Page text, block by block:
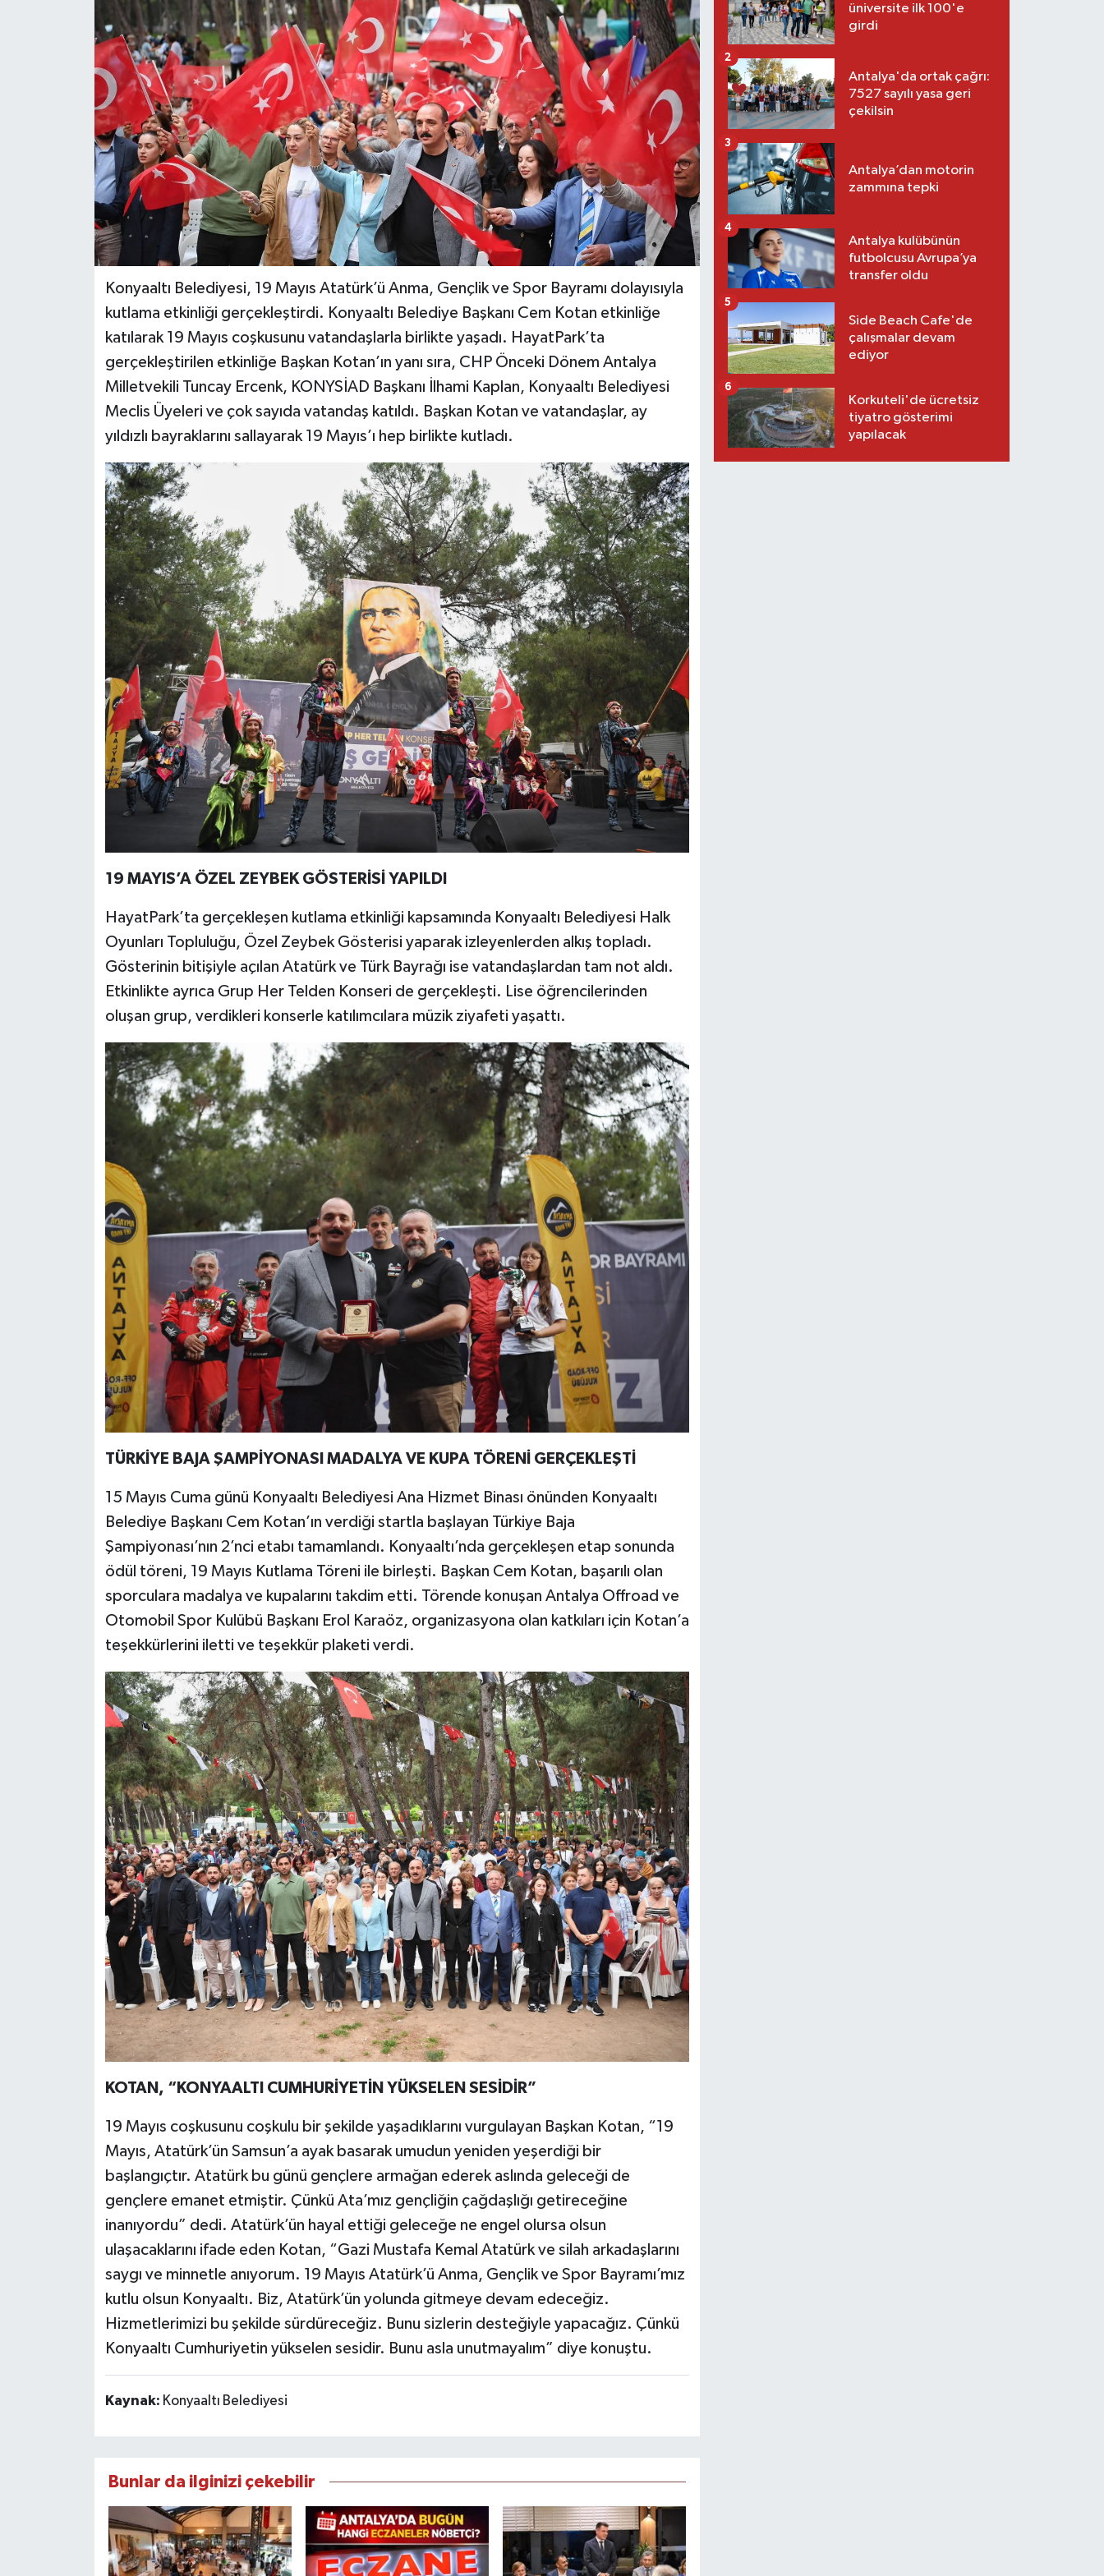
Konyaaltı Belediyesi, 19 Mayıs Atatürk’ü Anma, Gençlik ve Spor Bayramı dolayısıyla
kutlama etkinliği gerçekleştirdi. Konyaaltı Belediye Başkanı Cem Kotan etkinliğe
katılarak 19 Mayıs coşkusunu vatandaşlarla birlikte yaşadı. HayatPark’ta
gerçekleştirilen etkinliğe Başkan Kotan’ın yanı sıra, CHP Önceki Dönem Antalya
Milletvekili Tuncay Ercenk, KONYSİAD Başkanı İlhami Kaplan, Konyaaltı Belediyesi
Meclis Üyeleri ve çok sayıda vatandaş katıldı. Başkan Kotan ve vatandaşlar, ay
yıldızlı bayraklarını sallayarak 19 Mayıs’ı hep birlikte kutladı.
19 MAYIS’A ÖZEL ZEYBEK GÖSTERİSİ YAPILDI
HayatPark’ta gerçekleşen kutlama etkinliği kapsamında Konyaaltı Belediyesi Halk
Oyunları Topluluğu, Özel Zeybek Gösterisi yaparak izleyenlerden alkış topladı.
Gösterinin bitişiyle açılan Atatürk ve Türk Bayrağı ise vatandaşlardan tam not aldı.
Etkinlikte ayrıca Grup Her Telden Konseri de gerçekleşti. Lise öğrencilerinden
oluşan grup, verdikleri konserle katılımcılara müzik ziyafeti yaşattı.
TÜRKİYE BAJA ŞAMPİYONASI MADALYA VE KUPA TÖRENİ GERÇEKLEŞTİ
15 Mayıs Cuma günü Konyaaltı Belediyesi Ana Hizmet Binası önünden Konyaaltı
Belediye Başkanı Cem Kotan’ın verdiği startla başlayan Türkiye Baja
Şampiyonası’nın 2’nci etabı tamamlandı. Konyaaltı’nda gerçekleşen etap sonunda
ödül töreni, 19 Mayıs Kutlama Töreni ile birleşti. Başkan Cem Kotan, başarılı olan
sporculara madalya ve kupalarını takdim etti. Törende konuşan Antalya Offroad ve
Otomobil Spor Kulübü Başkanı Erol Karaöz, organizasyona olan katkıları için Kotan’a
teşekkürlerini iletti ve teşekkür plaketi verdi.
KOTAN, “KONYAALTI CUMHURİYETİN YÜKSELEN SESİDİR”
19 Mayıs coşkusunu coşkulu bir şekilde yaşadıklarını vurgulayan Başkan Kotan, “19
Mayıs, Atatürk’ün Samsun’a ayak basarak umudun yeniden yeşerdiği bir
başlangıçtır. Atatürk bu günü gençlere armağan ederek aslında geleceği de
gençlere emanet etmiştir. Çünkü Ata’mız gençliğin çağdaşlığı getireceğine
inanıyordu” dedi. Atatürk’ün hayal ettiği geleceğe ne engel olursa olsun
ulaşacaklarını ifade eden Kotan, “Gazi Mustafa Kemal Atatürk ve silah arkadaşlarını
saygı ve minnetle anıyorum. 19 Mayıs Atatürk’ü Anma, Gençlik ve Spor Bayramı’mız
kutlu olsun Konyaaltı. Biz, Atatürk’ün yolunda gitmeye devam edeceğiz.
Hizmetlerimizi bu şekilde sürdüreceğiz. Bunu sizlerin desteğiyle yapacağız. Çünkü
Konyaaltı Cumhuriyetin yükselen sesidir. Bunu asla unutmayalım” diye konuştu.
Kaynak: Konyaaltı Belediyesi
Bunlar da ilginizi çekebilir
üniversite ilk 100'e
girdi
Antalya'da ortak çağrı:
7527 sayılı yasa geri
çekilsin
2
Antalya’dan motorin
zammına tepki
3
Antalya kulübünün
futbolcusu Avrupa’ya
transfer oldu
4
Side Beach Cafe'de
çalışmalar devam
ediyor
5
Korkuteli'de ücretsiz
tiyatro gösterimi
yapılacak
6
EĞİTİM
TURİZM
RÖPORTAJ
VİDEO HABERLER
YAZARLAR
RESMİ İLAN
MAGAZİN